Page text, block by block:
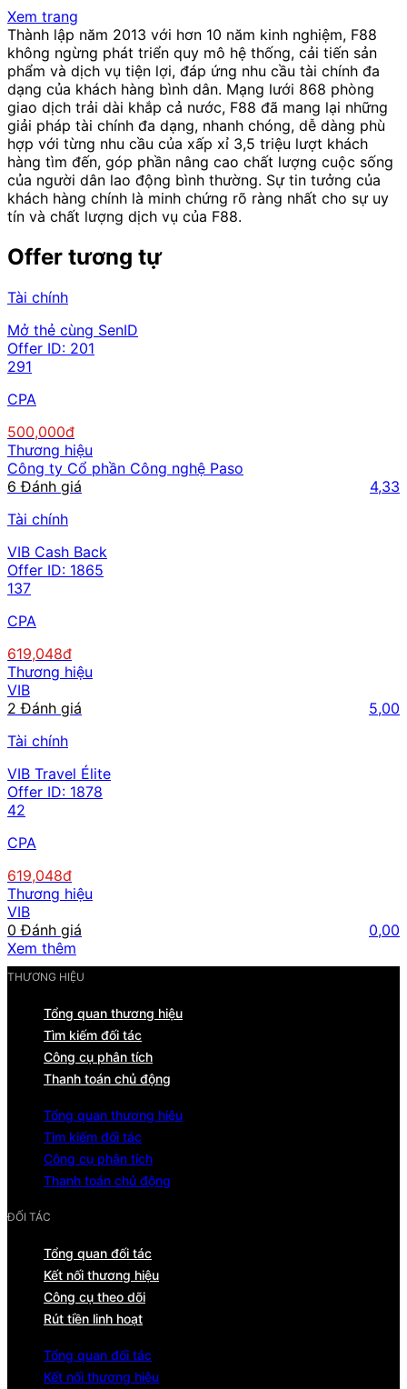
Xem trang
Thành lập năm 2013 với hơn 10 năm kinh nghiệm, F88
không ngừng phát triển quy mô hệ thống, cải tiến sản
phẩm và dịch vụ tiện lợi, đáp ứng nhu cầu tài chính đa
dạng của khách hàng bình dân. Mạng lưới 868 phòng
giao dịch trải dài khắp cả nước, F88 đã mang lại những
giải pháp tài chính đa dạng, nhanh chóng, dễ dàng phù
hợp với từng nhu cầu của xấp xỉ 3,5 triệu lượt khách
hàng tìm đến, góp phần nâng cao chất lượng cuộc sống
của người dân lao động bình thường. Sự tin tưởng của
khách hàng chính là minh chứng rõ ràng nhất cho sự uy
tín và chất lượng dịch vụ của F88.
Offer tương tự
Tài chính
Mở thẻ cùng SenID
Offer ID: 201
291
CPA
500,000đ
Thương hiệu
Công ty Cổ phần Công nghệ Paso
6 Đánh giá
4,33
Tài chính
VIB Cash Back
Offer ID: 1865
137
CPA
619,048đ
Thương hiệu
VIB
2 Đánh giá
5,00
Tài chính
VIB Travel Élite
Offer ID: 1878
42
CPA
619,048đ
Thương hiệu
VIB
0 Đánh giá
0,00
Xem thêm
THƯƠNG HIỆU
Tổng quan thương hiệu
Tìm kiếm đối tác
Công cụ phân tích
Thanh toán chủ động
Tổng quan thương hiệu
Tìm kiếm đối tác
Công cụ phân tích
Thanh toán chủ động
ĐỐI TÁC
Tổng quan đối tác
Kết nối thương hiệu
Công cụ theo dõi
Rút tiền linh hoạt
Tổng quan đối tác
Kết nối thương hiệu